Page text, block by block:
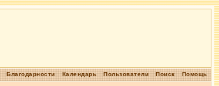
Помощь
Поиск
Пользователи
Календарь
Благодарности